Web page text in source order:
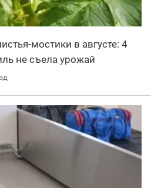
мостики в августе: 4
не съела урожай